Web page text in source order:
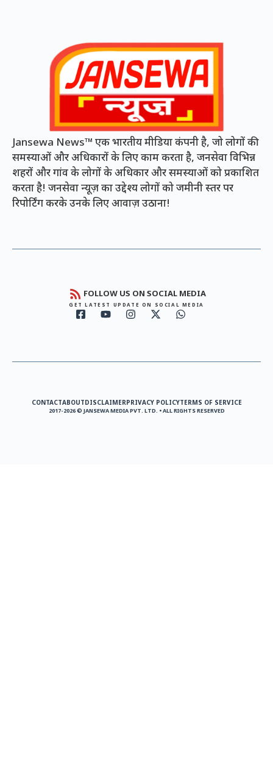
Jansewa News™ एक भारतीय मीडिया कंपनी है, जो लोगों की
समस्याओं और अधिकारों के लिए काम करता है, जनसेवा विभिन्न
शहरों और गांव के लोगों के अधिकार और समस्याओं को प्रकाशित
करता है! जनसेवा न्यूज़ का उद्देश्य लोगों को जमीनी स्तर पर
रिपोर्टिंग करके उनके लिए आवाज़ उठाना!
FOLLOW US ON SOCIAL MEDIA
GET LATEST UPDATE ON SOCIAL MEDIA
CONTACTABOUTDISCLAIMERPRIVACY POLICYTERMS OF SERVICE
2017-2026 © JANSEWA MEDIA PVT. LTD. • ALL RIGHTS RESERVED